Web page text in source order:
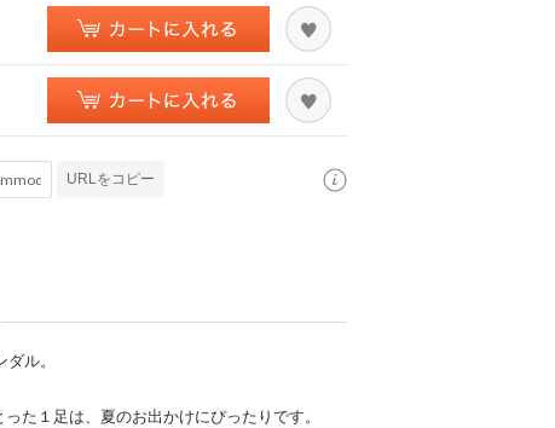
URLをコピー
ル。
た１足は、夏のお出かけにぴったりです。